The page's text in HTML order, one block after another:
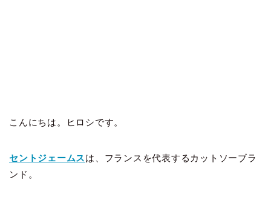
こんにちは。ヒロシです。
セントジェームスは、フランスを代表するカットソーブラ
ンド。